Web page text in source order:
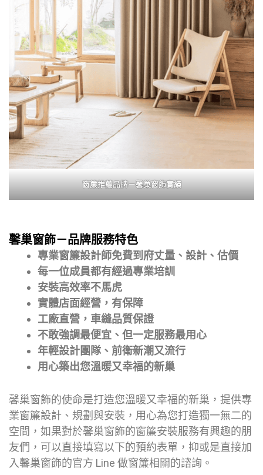
窗簾推薦品牌－馨巢窗飾實績
馨巢窗飾－品牌服務特色
專業窗簾設計師免費到府丈量、設計、估價
每一位成員都有經過專業培訓
安裝高效率不馬虎
實體店面經營，有保障
工廠直營，車縫品質保證
不敢強調最便宜、但一定服務最用心
年輕設計團隊、前衛新潮又流行
用心築出您溫暖又幸福的新巢
馨巢窗飾的使命是打造您溫暖又幸福的新巢，提供專
業窗簾設計、規劃與安裝，用心為您打造獨一無二的
空間，如果對於馨巢窗飾的窗簾安裝服務有興趣的朋
友們，可以直接填寫以下的預約表單，抑或是直接加
入馨巢窗飾的官方 Line 做窗簾相關的諮詢。